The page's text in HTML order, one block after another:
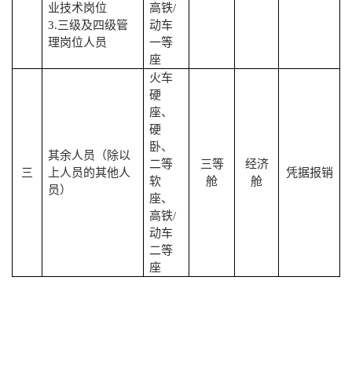
业技术岗位
3.三级及四级管
理岗位人员
高铁/
动车
一等
座
三
其余人员（除以
上人员的其他人
员）
火车
硬
座、
硬
卧、
二等
软
座、
高铁/
动车
二等
座
三等
舱
经济
舱
凭据报销